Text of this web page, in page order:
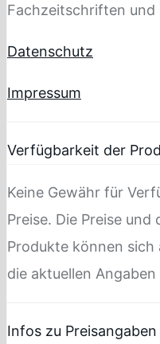
Fachzeitschriften und
Datenschutz
Impressum
Verfügbarkeit der
Keine Gewähr für
Preise. Die Preise
Produkte können
die aktuellen
Infos zu Preisangaben